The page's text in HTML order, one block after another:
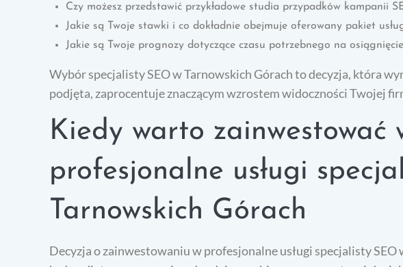
Czy możesz przedstawić przykładowe studia przypadków kampanii
Jakie są Twoje stawki i co dokładnie obejmuje oferowany pakiet
Jakie są Twoje prognozy dotyczące czasu potrzebnego na
Wybór specjalisty SEO w Tarnowskich Górach to decyzja, która
podjęta, zaprocentuje znaczącym wzrostem widoczności Twojej
Kiedy warto zainwestować
profesjonalne usługi
Tarnowskich Górach
Decyzja o zainwestowaniu w profesjonalne usługi specjalisty